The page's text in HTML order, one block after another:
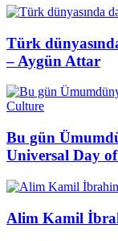
Türk
– Aygün Attar
Bu gün
Universal Day
Alim Kamil